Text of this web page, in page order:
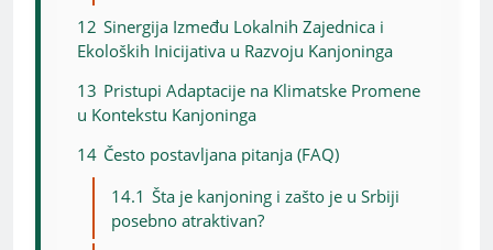
12 Sinergija Između Lokalnih Zajednica i
Ekoloških Inicijativa u Razvoju Kanjoninga
13 Pristupi Adaptacije na Klimatske Promene
u Kontekstu Kanjoninga
14 Često postavljana pitanja (FAQ)
14.1 Šta je kanjoning i zašto je u Srbiji
posebno atraktivan?